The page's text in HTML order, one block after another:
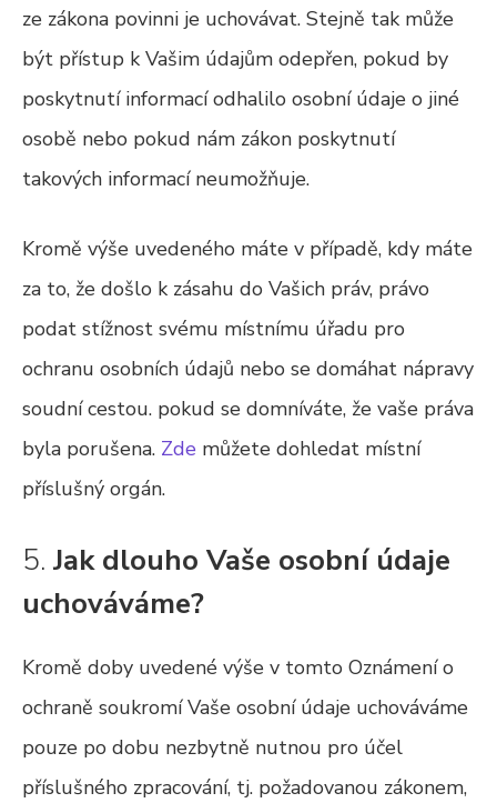
ze zákona povinni je uchovávat. Stejně tak může
být přístup k Vašim údajům odepřen, pokud by
poskytnutí informací odhalilo osobní údaje o jiné
osobě nebo pokud nám zákon poskytnutí
takových informací neumožňuje.
Kromě výše uvedeného máte v případě, kdy máte
za to, že došlo k zásahu do Vašich práv, právo
podat stížnost svému místnímu úřadu pro
ochranu osobních údajů nebo se domáhat nápravy
soudní cestou. pokud se domníváte, že vaše práva
byla porušena. Zde můžete dohledat místní
příslušný orgán.
5. Jak dlouho Vaše osobní údaje
uchováváme?
Kromě doby uvedené výše v tomto Oznámení o
ochraně soukromí Vaše osobní údaje uchováváme
pouze po dobu nezbytně nutnou pro účel
příslušného zpracování, tj. požadovanou zákonem,